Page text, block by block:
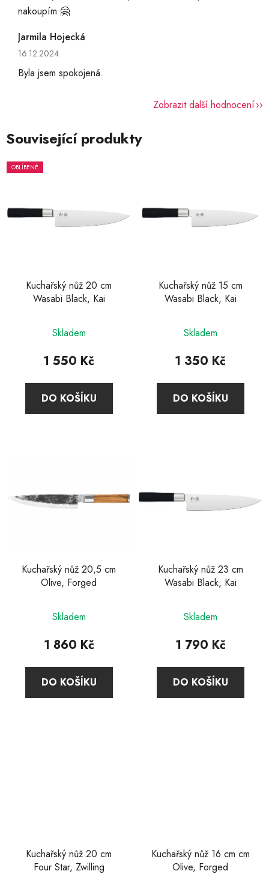
nakoupím 🤗
Jarmila Hojecká
Hodnocení obchodu je 5 z 5 hvězdiček.
16.12.2024
Byla jsem spokojená.
Zobrazit další hodnocení
Související produkty
OBLÍBENÉ
Kuchařský nůž 20 cm
Wasabi Black, Kai
hodnocení
produktu
4,7
z
Skladem
1 550 Kč
DO KOŠÍKU
Kuchařský nůž 15 cm
Wasabi Black, Kai
hodnocení
produktu
5,0
z
Skladem
1 350 Kč
DO KOŠÍKU
Kuchařský nůž 20,5 cm
Olive, Forged
Skladem
1 860 Kč
DO KOŠÍKU
Kuchařský nůž 23 cm
Wasabi Black, Kai
Skladem
1 790 Kč
DO KOŠÍKU
Kuchařský nůž 20 cm
Four Star, Zwilling
Kuchařský nůž 16 cm cm
Olive, Forged